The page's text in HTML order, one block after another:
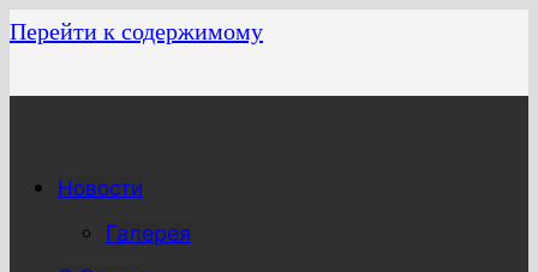
Перейти к содержимому
Новости
Галерея